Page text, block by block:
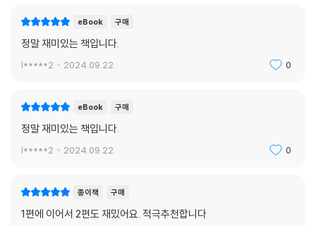
말할 수 있는 것이다. 그 과정은 얼핏 자주 반복되거나 중첩되어 보이지만,
책을 읽어 나갈수록 독자는 그것이 중첩되는 여러 세계가 아니라 서로 다
른 구체화를 통해 진보하는 하나의 세계임을 깨닫게 된다. 볼라뇨는 「페이
된 단편과는 분명히 다른 효과를 노린 것이었다. 그는 거칠고 느슨하며 착
오와 결점을 모두 포괄하는 작품을 씀으로서, 삶이라는 완전하지도 정확하
지도 않은 불완전한 것을 통째로 예술 안에 끌어안으려 했고, 예술 또한 삶
eBook 구매
정말 재미있는 책입니다.
l*****2 2024.09.22. 0
eBook 구매
정말 재미있는 책입니다.
l*****2 2024.09.22. 0
종이책 구매
1편에 이어서 2편도 재밌어요. 적극추천합니다